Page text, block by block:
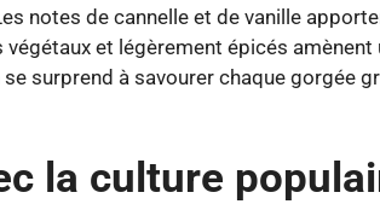
notes de cannelle et de vanille
et légèrement épicés
surprend à savourer chaque gorgée
la culture